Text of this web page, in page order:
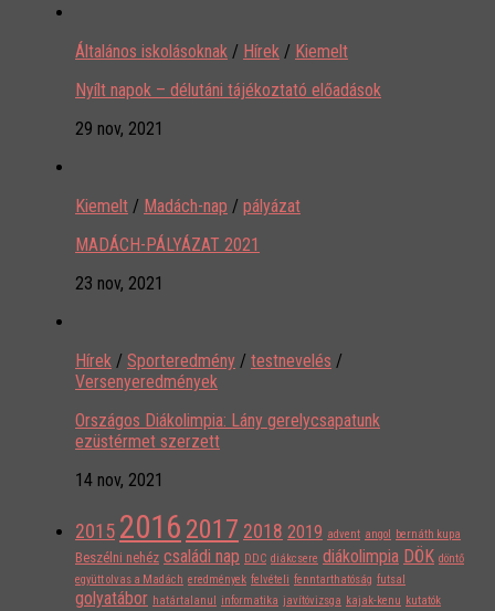
Általános iskolásoknak / Hírek / Kiemelt
Nyílt napok – délutáni tájékoztató előadások
29 nov, 2021
Kiemelt / Madách-nap / pályázat
MADÁCH-PÁLYÁZAT 2021
23 nov, 2021
Hírek / Sporteredmény / testnevelés /
Versenyeredmények
Országos Diákolimpia: Lány gerelycsapatunk
ezüstérmet szerzett
14 nov, 2021
2015 2016 2017 2018 2019 advent angol bernáth kupa
Beszélni nehéz családi nap DDC diákcsere diákolimpia DÖK döntő
együtt olvas a Madách eredmények felvételi fenntarthatóság futsal
golyatábor határtalanul informatika javítóvizsga kajak-kenu kutatók